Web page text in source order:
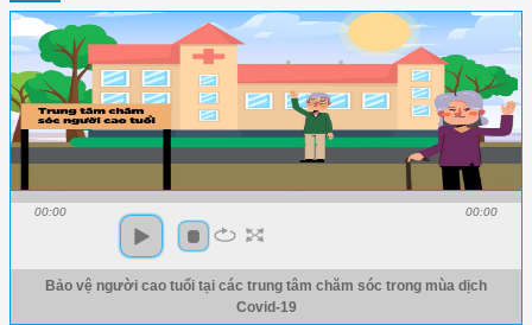
00:00 00:00
Bảo vệ người cao tuổi tại các trung tâm chăm sóc trong mùa dịch
Covid-19